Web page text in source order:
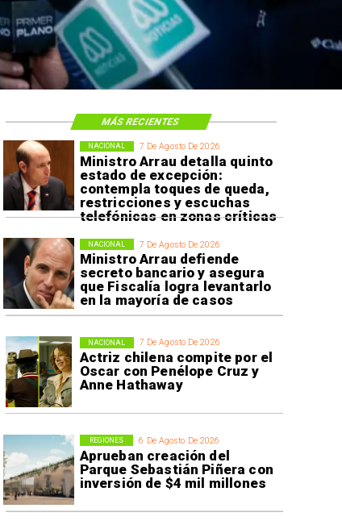
7 De Agosto De 2026
Ministro Arrau detalla quinto
estado de excepción:
contempla toques de queda,
restricciones y escuchas
telefónicas en zonas críticas
NACIONAL
7 De Agosto De 2026
Ministro Arrau defiende
secreto bancario y asegura
que Fiscalía logra levantarlo
en la mayoría de casos
NACIONAL
7 De Agosto De 2026
Actriz chilena compite por el
Oscar con Penélope Cruz y
Anne Hathaway
NACIONAL
6 De Agosto De 2026
Aprueban creación del
Parque Sebastián Piñera con
inversión de $4 mil millones
REGIONES
MÁS RECIENTES